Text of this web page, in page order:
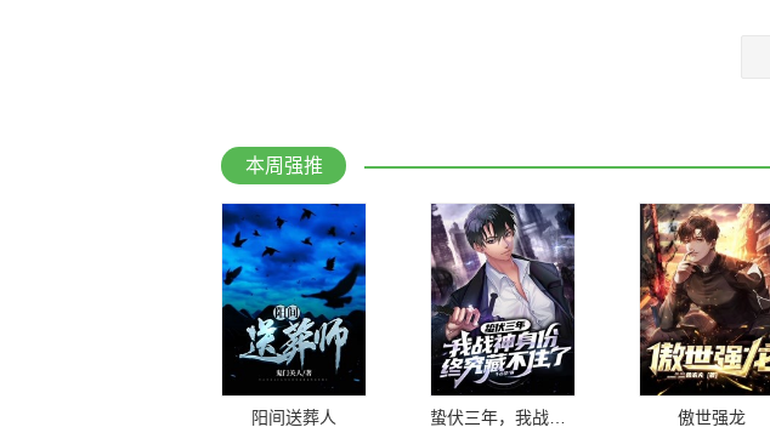
本周强推
阳间送葬人 傲世强龙